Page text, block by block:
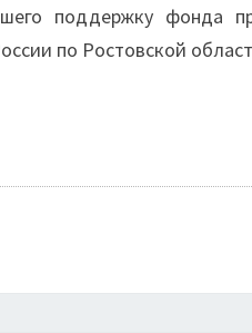
поддержку фонда
по Ростовской